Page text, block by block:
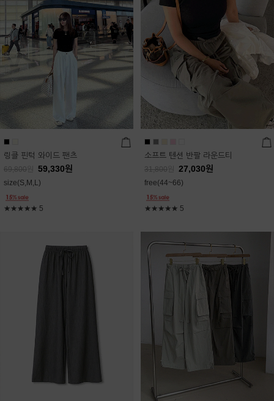
링클 핀턱 와이드 팬츠
69,800 59,330원
size(S,M,L)
★★★★★ 5
소프트 텐션 반팔 라운드티
31,800 27,030원
free(44~66)
★★★★★ 5